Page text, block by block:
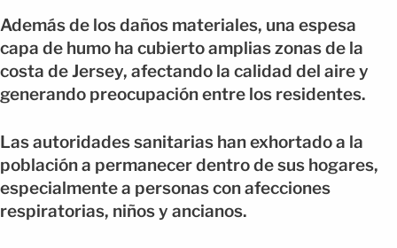
Además de los daños materiales, una espesa
capa de humo ha cubierto amplias zonas de la
costa de Jersey, afectando la calidad del aire y
generando preocupación entre los residentes.
Las autoridades sanitarias han exhortado a la
población a permanecer dentro de sus hogares,
especialmente a personas con afecciones
respiratorias, niños y ancianos.